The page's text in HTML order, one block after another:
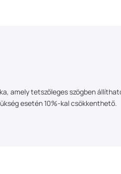
amely tetszőleges szögben
esetén 10%-kal csökkenthető.